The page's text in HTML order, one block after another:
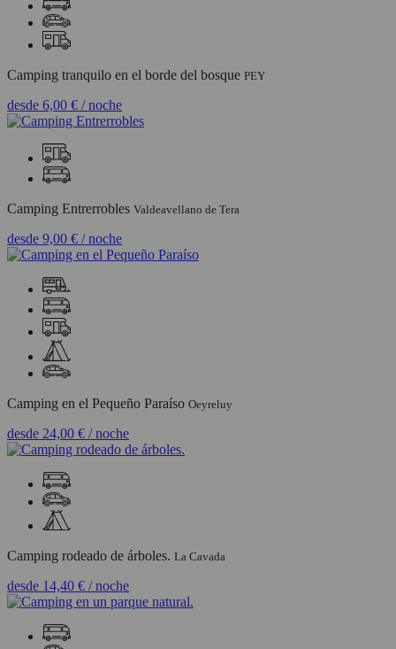
Camping tranquilo en el borde del bosque PEY
desde 6,00 € / noche
Camping Entrerrobles Valdeavellano de Tera
desde 9,00 € / noche
Camping en el Pequeño Paraíso Oeyreluy
desde 24,00 € / noche
Camping rodeado de árboles. La Cavada
desde 14,40 € / noche